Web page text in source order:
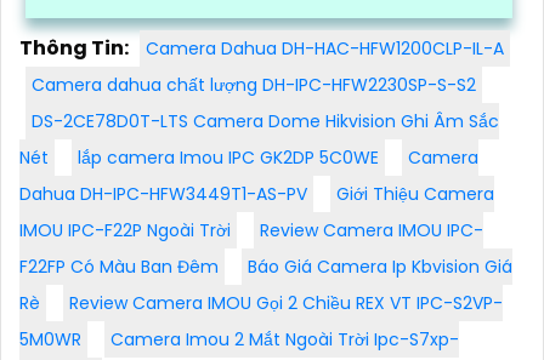
Thông Tin:
Camera Dahua DH-HAC-HFW1200CLP-IL-A
Camera dahua chất lượng DH-IPC-HFW2230SP-S-S2
DS-2CE78D0T-LTS Camera Dome Hikvision Ghi Âm Sắc
Nét
lắp camera Imou IPC GK2DP 5C0WE
Camera
Dahua DH-IPC-HFW3449T1-AS-PV
Giới Thiệu Camera
IMOU IPC-F22P Ngoài Trời
Review Camera IMOU IPC-
F22FP Có Màu Ban Đêm
Báo Giá Camera Ip Kbvision Giá
Rè
Review Camera IMOU Gọi 2 Chiều REX VT IPC-S2VP-
5M0WR
Camera Imou 2 Mắt Ngoài Trời Ipc-S7xp-